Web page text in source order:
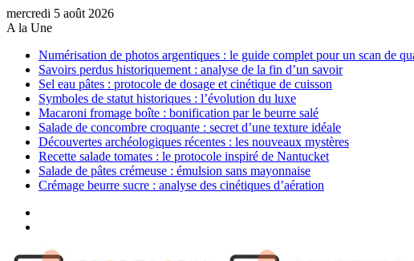
mercredi 5 août 2026
A la Une
Numérisation de photos argentiques : le guide complet pour un scan de
Savoirs perdus historiquement : analyse de la fin d’un savoir
Sel eau pâtes : protocole de dosage et cinétique de cuisson
Symboles de statut historiques : l’évolution du luxe
Macaroni fromage boîte : bonification par le beurre salé
Salade de concombre croquante : secret d’une texture idéale
Découvertes archéologiques récentes : les nouveaux mystères
Recette salade tomates : le protocole inspiré de Nantucket
Salade de pâtes crémeuse : émulsion sans mayonnaise
Crémage beurre sucre : analyse des cinétiques d’aération
Menu